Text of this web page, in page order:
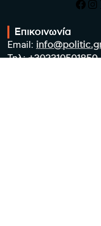
Επικοινωνία
Email:
Τηλ:+302310501850